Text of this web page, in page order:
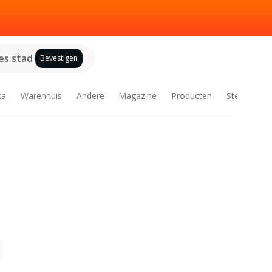
stad Bevestigen
Warenhuis Andere Magazine Producten Steden